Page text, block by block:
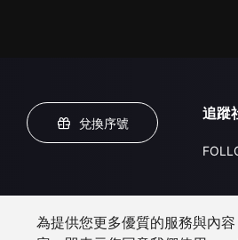
兌換序號
追蹤
為提供您更多優質的服務與內